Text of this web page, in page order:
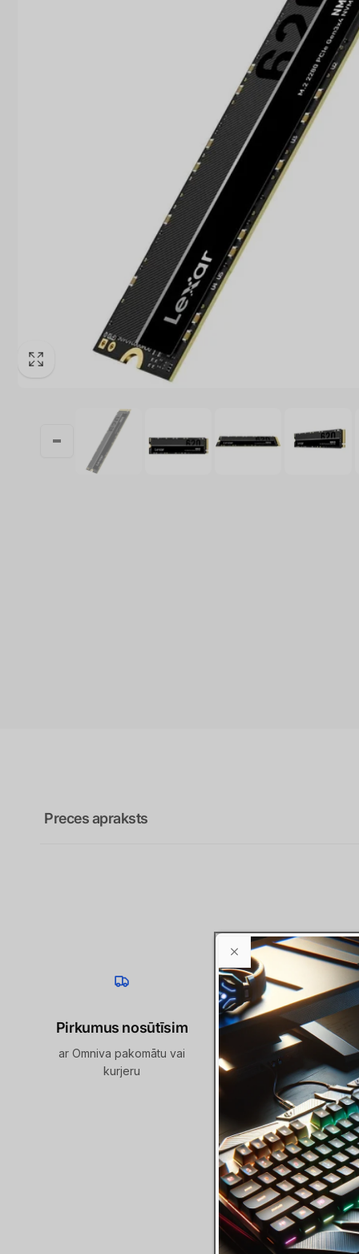
Preces apraksts
Pirkumus nosūtīsim
ar Omniva pakomātu vai
kurjeru
Esam
info @ raidersraitis . lv /
674 / online lapas